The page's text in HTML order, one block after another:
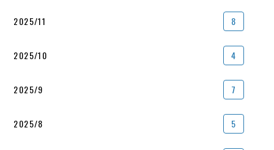
2025/11 8
2025/10 4
2025/9 7
2025/8 5